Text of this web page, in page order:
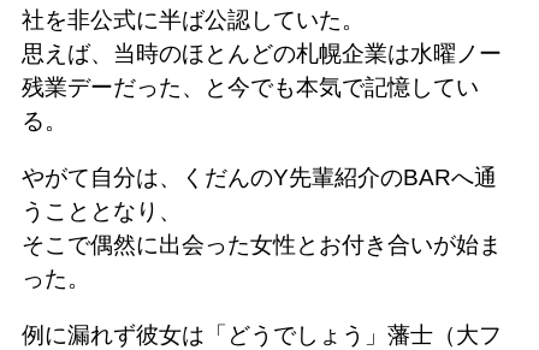
社を非公式に半ば公認していた。
思えば、当時のほとんどの札幌企業は水曜ノー
残業デーだった、と今でも本気で記憶してい
る。
やがて自分は、くだんのY先輩紹介のBARへ通
うこととなり、
そこで偶然に出会った女性とお付き合いが始ま
った。
例に漏れず彼女は「どうでしょう」藩士（大フ